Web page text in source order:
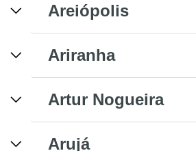
Areiópolis
Ariranha
Artur Nogueira
Arujá